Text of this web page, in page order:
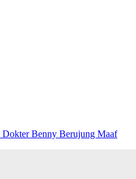
Dokter Benny Berujung Maaf